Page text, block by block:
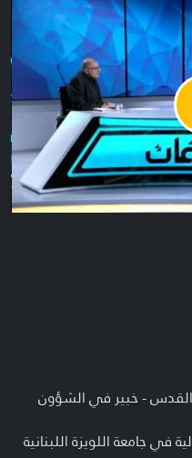
- خبير في الشؤون
في جامعة اللويزة اللبنانية